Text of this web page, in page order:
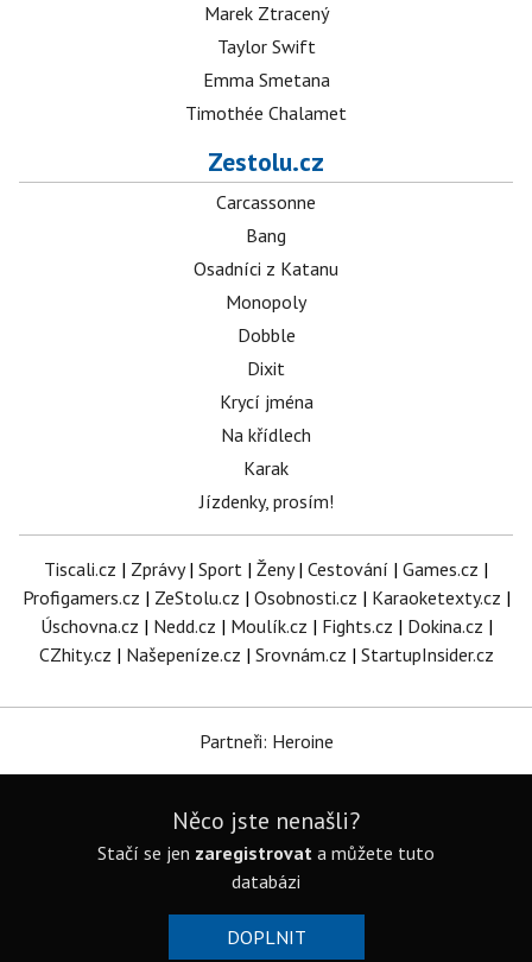
Marek Ztracený
Taylor Swift
Emma Smetana
Timothée Chalamet
Zestolu.cz
Carcassonne
Bang
Osadníci z Katanu
Monopoly
Dobble
Dixit
Krycí jména
Na křídlech
Karak
Jízdenky, prosím!
Tiscali.cz | Zprávy| Sport | Ženy| Cestování | Games.cz |
Profigamers.cz | ZeStolu.cz | Osobnosti.cz | Karaoketexty.cz |
Úschovna.cz | Nedd.cz | Moulík.cz | Fights.cz | Dokina.cz |
CZhity.cz | Našepeníze.cz | Srovnám.cz | StartupInsider.cz
Partneři: Heroine
Něco jste nenašli?
Stačí se jen zaregistrovat a můžete tuto
databázi
DOPLNIT